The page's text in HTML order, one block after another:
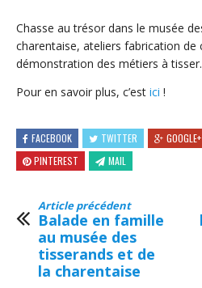
Chasse au trésor dans le musée
charentaise, ateliers fabrication de
démonstration des métiers à tisser.
Pour en savoir plus, c’est ici !
FACEBOOK TWITTER GOOGLE+
PINTEREST
MAIL
Article précédent
Balade en famille
au musée des
tisserands et de
la charentaise